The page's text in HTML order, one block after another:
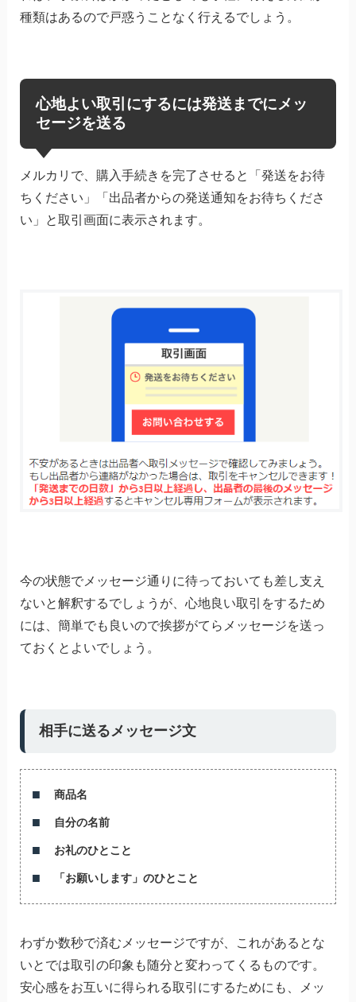
種類はあるので戸惑うことなく行えるでしょう。
心地よい取引にするには発送までにメッ
セージを送る
メルカリで、購入手続きを完了させると「発送をお待
ちください」「出品者からの発送通知をお待ちくださ
い」と取引画面に表示されます。
今の状態でメッセージ通りに待っておいても差し支え
ないと解釈するでしょうが、心地良い取引をするため
には、簡単でも良いので挨拶がてらメッセージを送っ
ておくとよいでしょう。
相手に送るメッセージ文
商品名
自分の名前
お礼のひとこと
「お願いします」のひとこと
わずか数秒で済むメッセージですが、これがあるとな
いとでは取引の印象も随分と変わってくるものです。
安心感をお互いに得られる取引にするためにも、メッ